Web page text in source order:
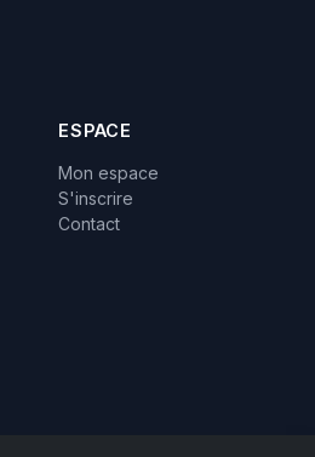
ESPACE
Mon espace
S'inscrire
Contact